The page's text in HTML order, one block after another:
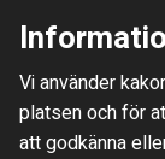
Mellanskånes
Du är här: El och
Vi använder
platsen och för
att godkänna